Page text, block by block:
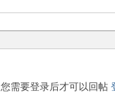
您需要登录后才可以回帖